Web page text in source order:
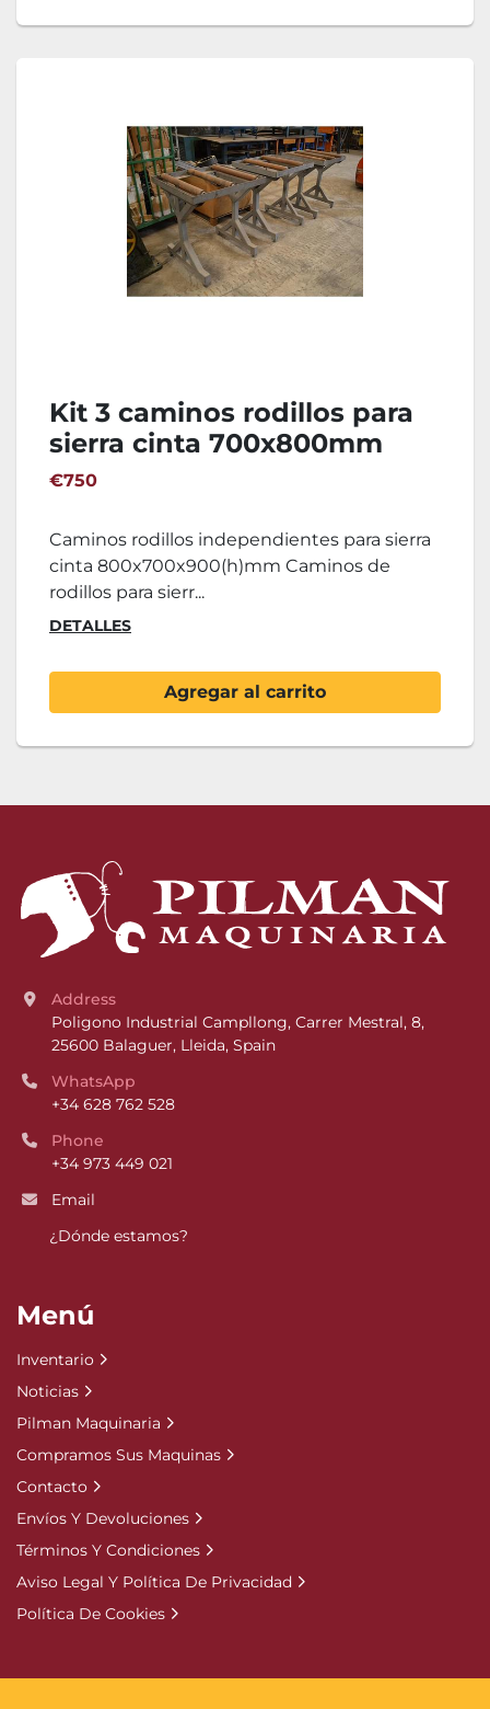
Kit 3 caminos rodillos para
sierra cinta 700x800mm
€750
Caminos rodillos independientes para sierra
cinta 800x700x900(h)mm Caminos de
rodillos para sierr...
DETALLES
Agregar al carrito
Address
Poligono Industrial Campllong, Carrer Mestral, 8,
25600 Balaguer, Lleida, Spain
WhatsApp
+34 628 762 528
Phone
+34 973 449 021
Email
¿Dónde estamos?
Menú
Inventario
Noticias
Pilman Maquinaria
Compramos Sus Maquinas
Contacto
Envíos Y Devoluciones
Términos Y Condiciones
Aviso Legal Y Política De Privacidad
Política De Cookies